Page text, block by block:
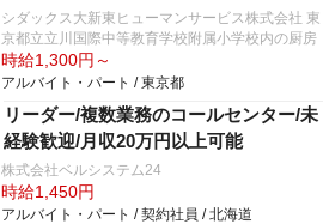
シダックス大新東ヒューマンサービス株式会社 東
京都立立川国際中等教育学校附属小学校内の厨房
時給1,300円～
アルバイト・パート / 東京都
リーダー/複数業務のコールセンター/未
経験歓迎/月収20万円以上可能
株式会社ベルシステム24
時給1,450円
アルバイト・パート / 契約社員 / 北海道